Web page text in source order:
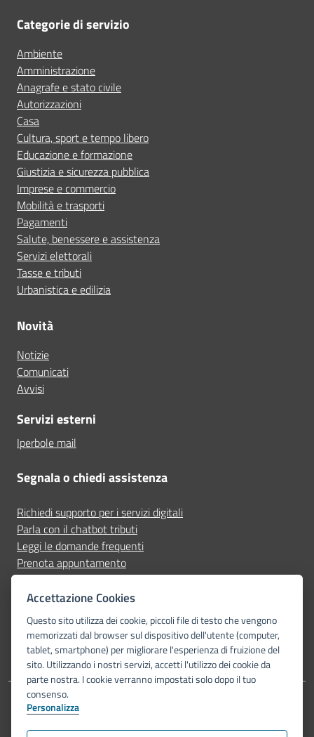
Categorie di servizio
Ambiente
Amministrazione
Anagrafe e stato civile
Autorizzazioni
Casa
Cultura, sport e tempo libero
Educazione e formazione
Giustizia e sicurezza pubblica
Imprese e commercio
Mobilità e trasporti
Pagamenti
Salute, benessere e assistenza
Servizi elettorali
Tasse e tributi
Urbanistica e edilizia
Novità
Notizie
Comunicati
Avvisi
Servizi esterni
Iperbole mail
Segnala o chiedi assistenza
Richiedi supporto per i servizi digitali
Parla con il chatbot tributi
Leggi le domande frequenti
Prenota appuntamento
Segnala disservizio
Seguici su
Dichiarazione di accessibilità
Piano di miglioramento del sito Mappa del sito
Accettazione Cookies
Questo sito utilizza dei cookie, piccoli file di testo che vengono
memorizzati dal browser sul dispositivo dell'utente (computer,
tablet, smartphone) per migliorare l'esperienza di fruizione del
sito. Utilizzando i nostri servizi, accetti l'utilizzo dei cookie da
parte nostra. I cookie verranno impostati solo dopo il tuo
consenso.
Personalizza